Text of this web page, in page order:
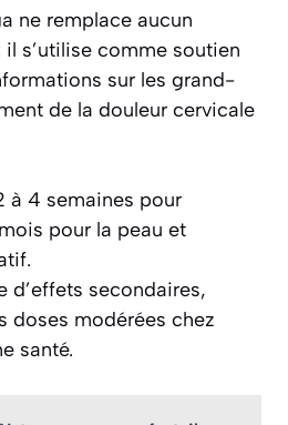
ne remplace aucun
s’utilise comme soutien
sur les grand-
de la douleur cervicale
à 4 semaines pour
pour la peau et
d’effets secondaires,
doses modérées chez
santé.